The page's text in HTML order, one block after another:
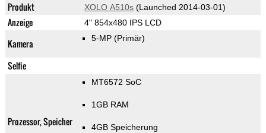
Produkt XOLO A510s(Launched 2014-03-01)
Anzeige 4" 854x480 IPS LCD
Kamera 5-MP (Primär)
Selfie
Prozessor, Speicher
MT6572 SoC
1GB RAM
4GB Speicherung